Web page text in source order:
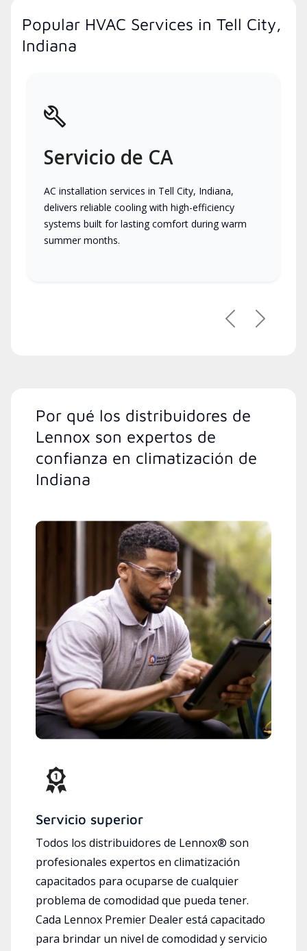
Popular HVAC Services in Tell City,
Indiana
Servicio de CA
AC installation services in Tell City, Indiana,
delivers reliable cooling with high-efficiency
systems built for lasting comfort during warm
summer months.
PreviousNext
Por qué los distribuidores de
Lennox son expertos de
confianza en climatización de
Indiana
Servicio superior
Todos los distribuidores de Lennox® son
profesionales expertos en climatización
capacitados para ocuparse de cualquier
problema de comodidad que pueda tener.
Cada Lennox Premier Dealer está capacitado
para brindar un nivel de comodidad y servicio